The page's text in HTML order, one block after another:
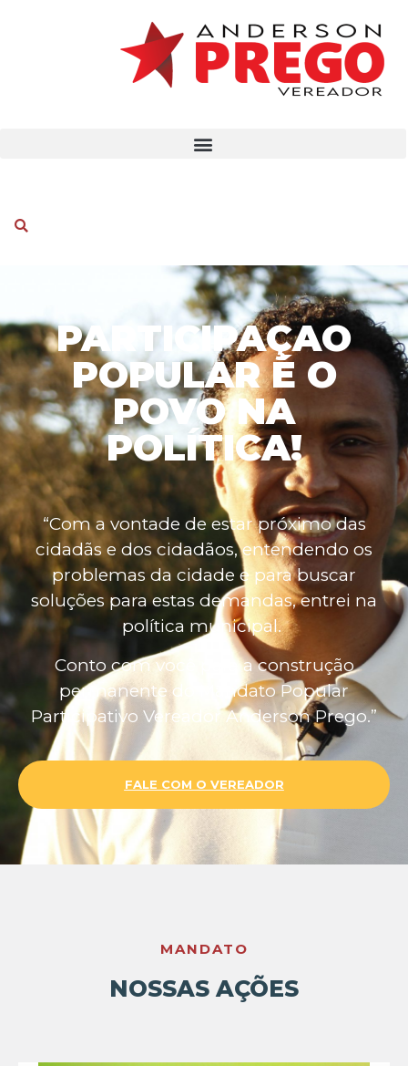
PARTICIPAÇAO
POPULAR É O
POVO NA
POLÍTICA!
“Com a vontade de estar próximo das
cidadãs e dos cidadãos, entendendo os
problemas da cidade e para buscar
soluções para estas demandas, entrei na
política municipal.
Conto com você para a construção
permanente do Mandato Popular
Participativo Vereador Anderson Prego.”
FALE COM O VEREADOR
MANDATO
NOSSAS AÇÕES